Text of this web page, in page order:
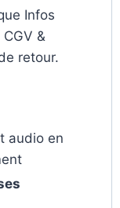
Infos
&
retour.
audio en